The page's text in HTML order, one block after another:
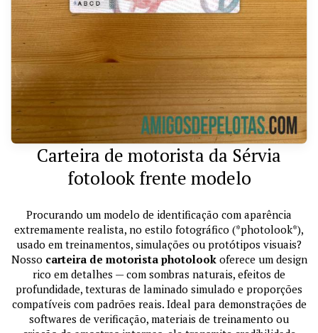
Carteira de motorista da Sérvia
fotolook frente modelo
Procurando um modelo de identificação com aparência
extremamente realista, no estilo fotográfico (*photolook*),
usado em treinamentos, simulações ou protótipos visuais?
Nosso carteira de motorista photolookoferece um design
rico em detalhes — com sombras naturais, efeitos de
profundidade, texturas de laminado simulado e proporções
compatíveis com padrões reais. Ideal para demonstrações de
softwares de verificação, materiais de treinamento ou